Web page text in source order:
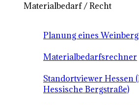
Materialbedarf / Recht
Planung eines
Materialbedarfsrechner
Standortviewer Hessen
Hessische Bergstraße)